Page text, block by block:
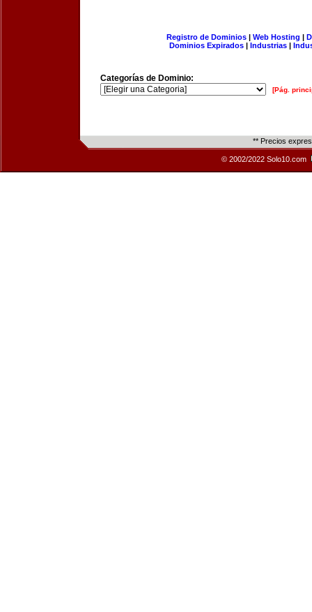
Registro de Dominios| Web Hosting |
Dominios Expirados | Industrias |
Categorías de Dominio:
[Pág.
** Precios
© 2002/2022 Solo10.com